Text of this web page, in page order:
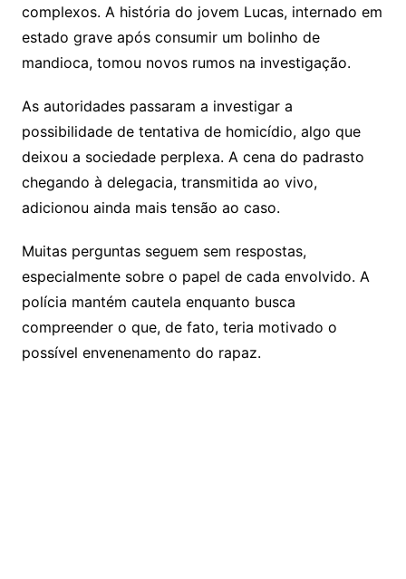
complexos. A história do jovem Lucas, internado em
estado grave após consumir um bolinho de
mandioca, tomou novos rumos na investigação.
As autoridades passaram a investigar a
possibilidade de tentativa de homicídio, algo que
deixou a sociedade perplexa. A cena do padrasto
chegando à delegacia, transmitida ao vivo,
adicionou ainda mais tensão ao caso.
Muitas perguntas seguem sem respostas,
especialmente sobre o papel de cada envolvido. A
polícia mantém cautela enquanto busca
compreender o que, de fato, teria motivado o
possível envenenamento do rapaz.